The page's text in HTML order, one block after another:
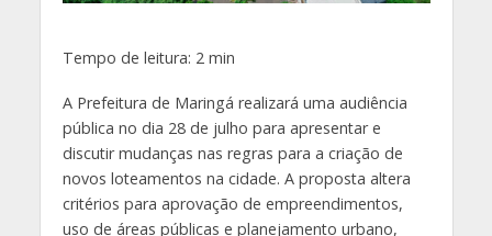
Tempo de leitura: 2 min
A Prefeitura de Maringá realizará uma audiência
pública no dia 28 de julho para apresentar e
discutir mudanças nas regras para a criação de
novos loteamentos na cidade. A proposta altera
critérios para aprovação de empreendimentos,
uso de áreas públicas e planejamento urbano,